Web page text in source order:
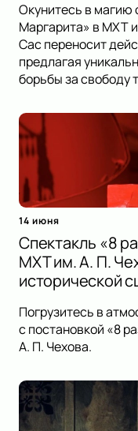
Окунитесь в магию
Маргарита» в МХТ
Сас переносит
предлагая
борьбы за свободу
14 июня
Спектакль «8
МХТ им. А. П.
исторической
Погрузитесь в
с постановкой «8
А. П. Чехова.